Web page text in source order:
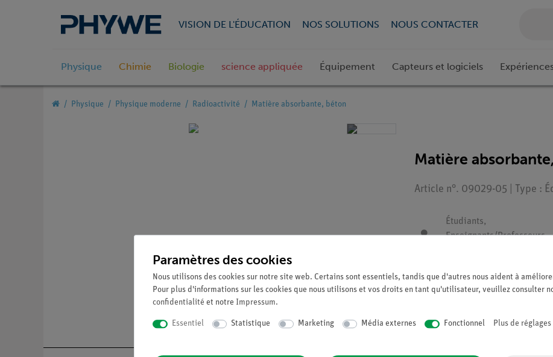
VISION DE L'ÉDUCATION NOS SOLUTIONS NOUS CONTACTER
Physique Chimie Biologie science appliquée Équipement Capteurs et logiciels
Physique Physique moderne Radioactivité Matière absorbante, béton
Matière
Article n°. 09029-05 | Type :
Étudiants,
Enseignants/Professeurs,
Paramètres des cookies
Nous utilisons des cookies sur notre site web. Certains sont essentiels, tandis que d'autres nous aident à
Pour plus d'informations sur les cookies que nous utilisons et vos droits en tant qu'utilisateur, veuillez consulter
confidentialité et notre Impressum.
Essentiel Statistique Marketing Média externes Fonctionnel Plus de réglages